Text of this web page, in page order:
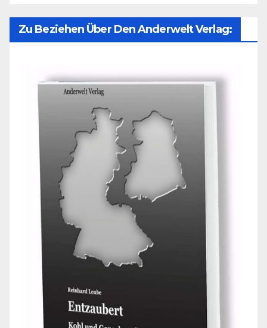
Zu Beziehen Über Den Anderwelt Verlag: